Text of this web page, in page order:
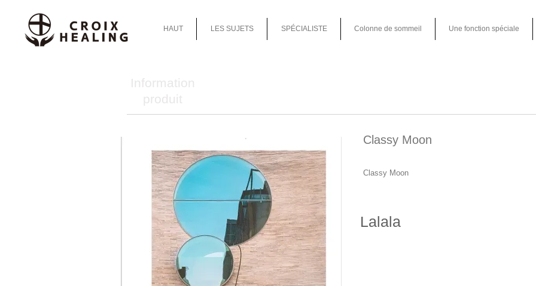
HAUT LES SUJETS SPÉCIALISTE Colonne de sommeil Une fonction spéciale
Information
produit
Classy Moon
Classy Moon
Lalala